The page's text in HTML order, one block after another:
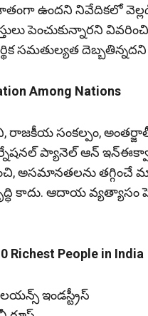
ఉందని నివేదికలో
పెంచుకున్నారని
సమతుల్యత దెబ్బతిన్నదని
Among Nations
రాజకీయ సంకల్పం,
ప్యానెల్‌ ఆన్‌
అసమానతలను తగ్గించే
కాదు. ఆదాయ వ్యత్యాసం
People in India
ఇండస్ట్రీస్‌